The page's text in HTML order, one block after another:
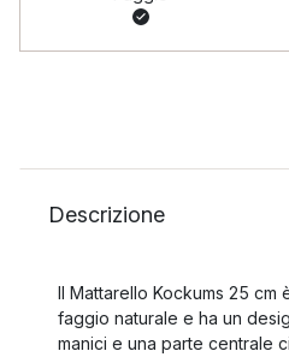
Descrizione
Il Mattarello Kockums 25 cm
faggio naturale e ha un
manici e una parte centrale